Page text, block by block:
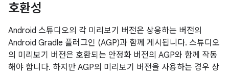
호환성
Android 스튜디오의 각 미리보기 버전은 상응하는 버전의
Android Gradle 플러그인 (AGP)과 함께 게시됩니다. 스튜디오
의 미리보기 버전은 호환되는 안정화 버전의 AGP와 함께 작동
해야 합니다. 하지만 AGP의 미리보기 버전을 사용하는 경우 상